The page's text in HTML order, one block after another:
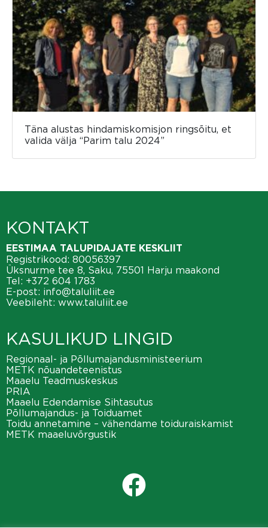
Täna alustas hindamiskomisjon ringsõitu, et
valida välja “Parim talu 2024”
KONTAKT
EESTIMAA TALUPIDAJATE KESKLIIT
Registrikood: 80056397
Üksnurme tee 8, Saku, 75501 Harju maakond
Tel: +372 604 1783
E-post: info@taluliit.ee
Veebileht: www.taluliit.ee
KASULIKUD LINGID
Regionaal- ja Põllumajandusministeerium
METK nõuandeteenistus
Maaelu Teadmuskeskus
PRIA
Maaelu Edendamise Sihtasutus
Põllumajandus- ja Toiduamet
Toidu annetamine – vähendame toiduraiskamist
METK maaeluvõrgustik